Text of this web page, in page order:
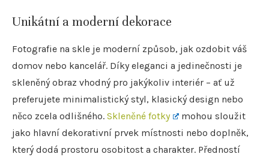
Unikátní a moderní dekorace
Fotografie na skle je moderní způsob, jak ozdobit váš
domov nebo kancelář. Díky eleganci a jedinečnosti je
skleněný obraz vhodný pro jakýkoliv interiér – ať už
preferujete minimalistický styl, klasický design nebo
něco zcela odlišného. Skleněné fotky
mohou sloužit
jako hlavní dekorativní prvek místnosti nebo doplněk,
který dodá prostoru osobitost a charakter. Předností